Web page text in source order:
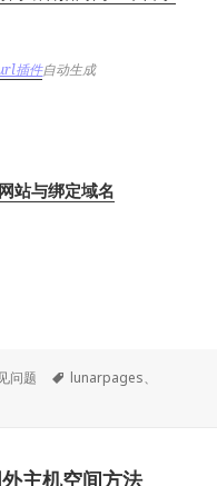
插件自动生成
站与绑定域名
问题
标
lunarpages、
主机空间方法